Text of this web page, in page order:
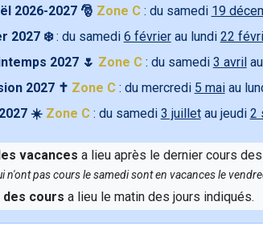
2026-2027 🎅 Zone C: du samedi 19
2027 ❄️: du samedi 6 févrierau lundi 22
2027 🌷 Zone C: du samedi 3 avril
2027 ✝️ Zone C: du mercredi 5 maiau
☀️ Zone C: du samedi 3 juilletau jeudi 2
vacances a lieu après le dernier cours
n'ont pas cours le samedi sont en vacances le
des cours a lieu le matin des jours indiqués.